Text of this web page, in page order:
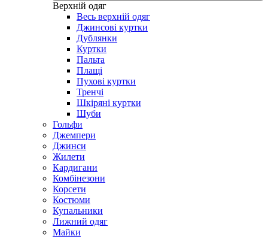
Верхній одяг
Весь верхній одяг
Джинсові куртки
Дублянки
Куртки
Пальта
Плащі
Пухові куртки
Тренчі
Шкіряні куртки
Шуби
Гольфи
Джемпери
Джинси
Жилети
Кардигани
Комбінезони
Корсети
Костюми
Купальники
Лижний одяг
Майки